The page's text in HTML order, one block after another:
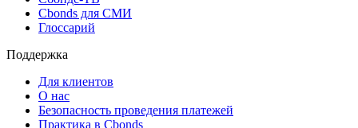
Новости рынка
Research Hub
Cbonds Review
Сбондс-ТВ
Глоссарий
Поддержка